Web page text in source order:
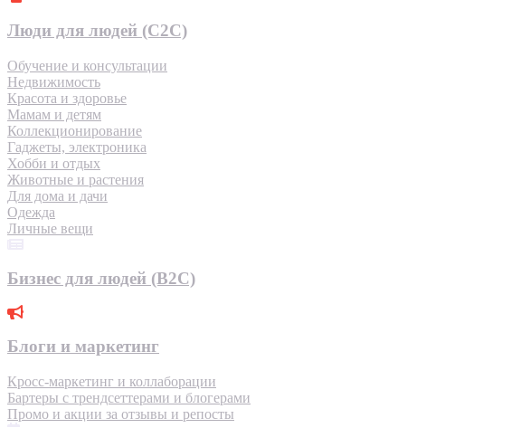
Люди для людей (С2С)
Обучение и консультации
Недвижимость
Красота и здоровье
Мамам и детям
Коллекционирование
Гаджеты, электроника
Хобби и отдых
Животные и растения
Для дома и дачи
Одежда
Личные вещи
Бизнес для людей (B2C)
Блоги и маркетинг
Кросс-маркетинг и коллаборации
Бартеры с трендсеттерами и блогерами
Промо и акции за отзывы и репосты